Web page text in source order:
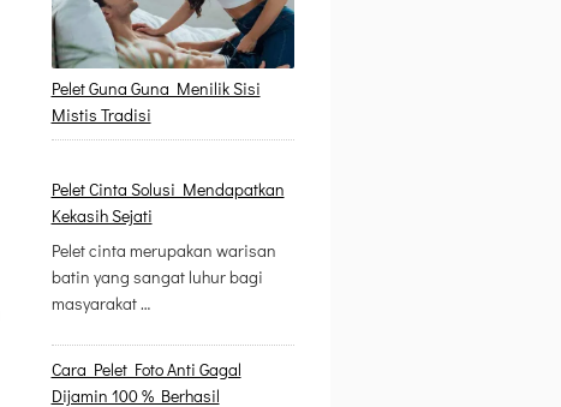
Pelet Guna Guna Menilik Sisi
Mistis Tradisi
Pelet Cinta Solusi Mendapatkan
Kekasih Sejati
Pelet cinta merupakan warisan
batin yang sangat luhur bagi
masyarakat …
Cara Pelet Foto Anti Gagal
Dijamin 100 % Berhasil